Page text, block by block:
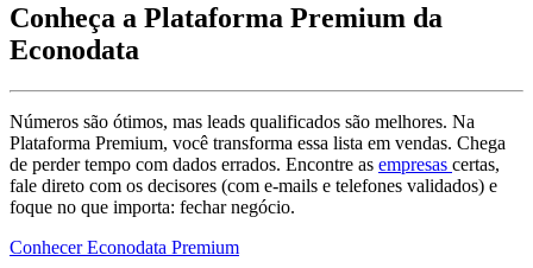
Conheça a Plataforma Premium da
Econodata
Números são ótimos, mas leads qualificados são melhores. Na
Plataforma Premium, você transforma essa lista em vendas. Chega
de perder tempo com dados errados. Encontre as empresas certas,
fale direto com os decisores (com e-mails e telefones validados) e
foque no que importa: fechar negócio.
Conhecer Econodata Premium